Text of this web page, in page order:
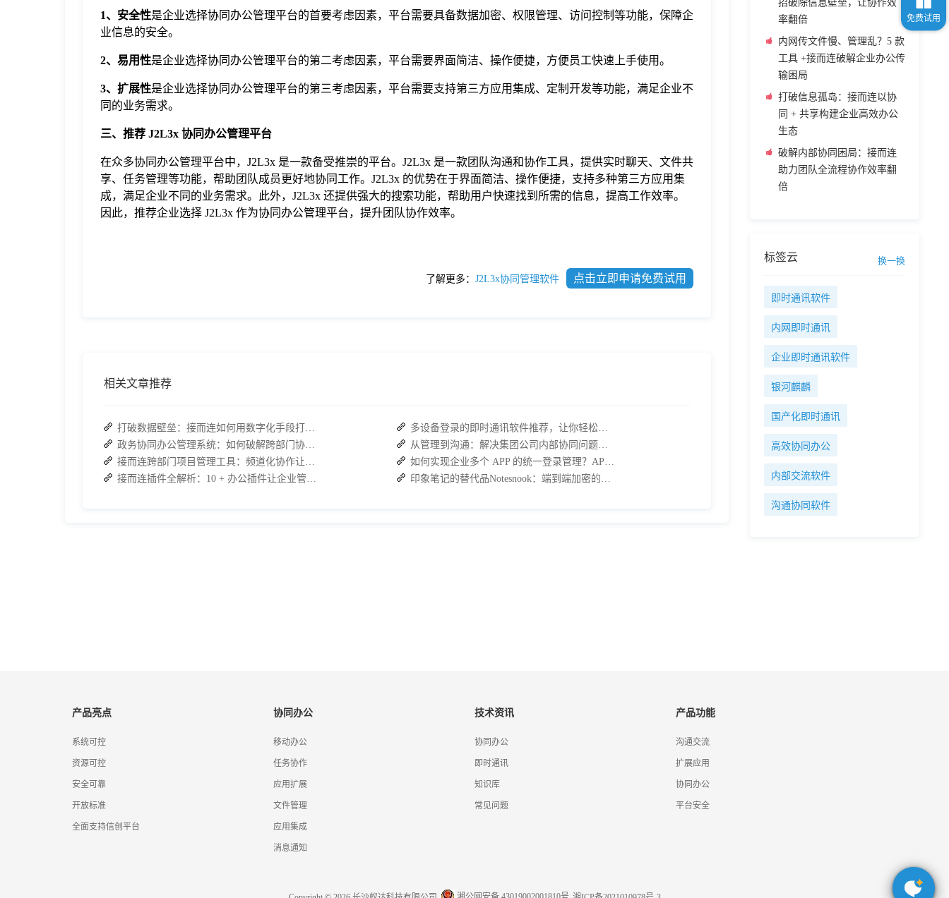
1、安全性是企业选择协同办公管理平台的首要考虑因素，平台需要具备数据加密、权限管理、访问控制等功能，保障企
业信息的安全。
2、易用性是企业选择协同办公管理平台的第二考虑因素，平台需要界面简洁、操作便捷，方便员工快速上手使用。
3、扩展性是企业选择协同办公管理平台的第三考虑因素，平台需要支持第三方应用集成、定制开发等功能，满足企业不
同的业务需求。
三、推荐 J2L3x 协同办公管理平台
在众多协同办公管理平台中，J2L3x 是一款备受推崇的平台。J2L3x 是一款团队沟通和协作工具，提供实时聊天、文件共
享、任务管理等功能，帮助团队成员更好地协同工作。J2L3x 的优势在于界面简洁、操作便捷，支持多种第三方应用集
成，满足企业不同的业务需求。此外，J2L3x 还提供强大的搜索功能，帮助用户快速找到所需的信息，提高工作效率。
因此，推荐企业选择 J2L3x 作为协同办公管理平台，提升团队协作效率。
了解更多： J2L3x协同管理软件 点击立即申请免费试用
相关文章推荐
打破数据壁垒：接而连如何用数字化手段打通企业信息孤岛
政务协同办公管理系统：如何破解跨部门协作的效率瓶颈？
接而连跨部门项目管理工具：频道化协作让项目进度一目了然
接而连插件全解析：10 + 办公插件让企业管理一键搞定
多设备登录的即时通讯软件推荐，让你轻松管理多端聊天！
从管理到沟通：解决集团公司内部协同问题的关键
如何实现企业多个 APP 的统一登录管理？APP统一门户解决方案
印象笔记的替代品Notesnook：端到端加密的安全笔记管理工具
招破除信息壁垒，让协作效
率翻倍
内网传文件慢、管理乱？5 款
工具 +接而连破解企业办公传
输困局
打破信息孤岛：接而连以协
同 + 共享构建企业高效办公
生态
破解内部协同困局：接而连
助力团队全流程协作效率翻
倍
标签云 换一换
即时通讯软件
内网即时通讯
企业即时通讯软件
银河麒麟
国产化即时通讯
高效协同办公
内部交流软件
沟通协同软件
产品亮点
系统可控
资源可控
安全可靠
开放标准
全面支持信创平台
协同办公
移动办公
任务协作
应用扩展
文件管理
应用集成
消息通知
技术资讯
协同办公
即时通讯
知识库
常见问题
产品功能
沟通交流
扩展应用
协同办公
平台安全